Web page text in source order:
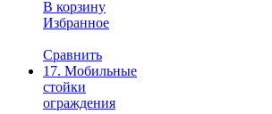
В корзину
Избранное
Сравнить
17. Мобильные
стойки
ограждения